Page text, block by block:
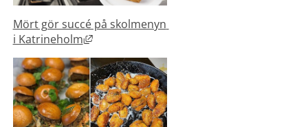
Mört gör succé på skolmenyn
i Katrineholm
Länk till annan webbplats, öppnas i nytt